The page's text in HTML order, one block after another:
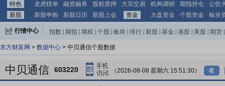
特色 龙虎榜单 融资融券 股权质押 大宗交易 机构调研 期指持仓
公告
新股
新股申购 新股日历 新股上会 资金 大盘资金 个股资金 板块
行情中心 指数 期指 期权 个股 板块 排行 新股 基金 港股 美股 期货
东方财富网 > 数据中心 > 中贝通信个股数据
中贝通信 603220 （2026-08-08 星期六 15:51:30） 名